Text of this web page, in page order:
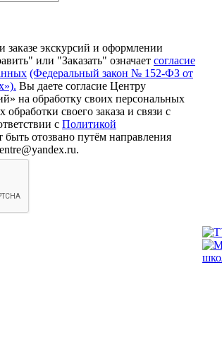
экскурсий и оформлении
или "Заказать" означает согласие
(Федеральный закон № 152-ФЗ от
Вы даете согласие Центру
на обработку своих персональных
своего заказа и связи с
с Политикой
быть отозвано путём направления